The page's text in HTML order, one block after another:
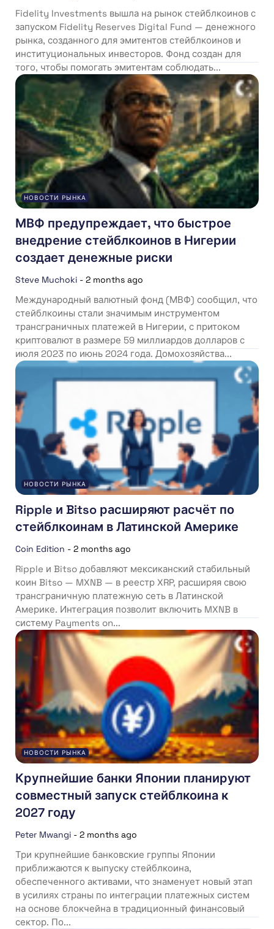
Fidelity Investments вышла на рынок стейблкоинов с
запуском Fidelity Reserves Digital Fund — денежного
рынка, созданного для эмитентов стейблкоинов и
институциональных инвесторов. Фонд создан для
того, чтобы помогать эмитентам соблюдать...
НОВОСТИ РЫНКА
МВФ предупреждает, что быстрое
внедрение стейблкоинов в Нигерии
создает денежные риски
Steve Muchoki - 2 months ago
Международный валютный фонд (МВФ) сообщил, что
стейблкоины стали значимым инструментом
трансграничных платежей в Нигерии, с притоком
криптовалют в размере 59 миллиардов долларов с
июля 2023 по июнь 2024 года. Домохозяйства...
НОВОСТИ РЫНКА
Ripple и Bitso расширяют расчёт по
стейблкоинам в Латинской Америке
Coin Edition - 2 months ago
Ripple и Bitso добавляют мексиканский стабильный
коин Bitso — MXNB — в реестр XRP, расширяя свою
трансграничную платежную сеть в Латинской
Америке. Интеграция позволит включить MXNB в
систему Payments on...
НОВОСТИ РЫНКА
Крупнейшие банки Японии планируют
совместный запуск стейблкоина к
2027 году
Peter Mwangi - 2 months ago
Три крупнейшие банковские группы Японии
приближаются к выпуску стейблкоина,
обеспеченного активами, что знаменует новый этап
в усилиях страны по интеграции платежных систем
на основе блокчейна в традиционный финансовый
сектор. По...